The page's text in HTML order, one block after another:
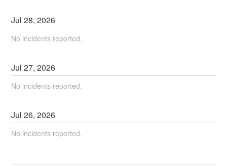
Jul28,2026
No incidents reported.
Jul27,2026
No incidents reported.
Jul26,2026
No incidents reported.